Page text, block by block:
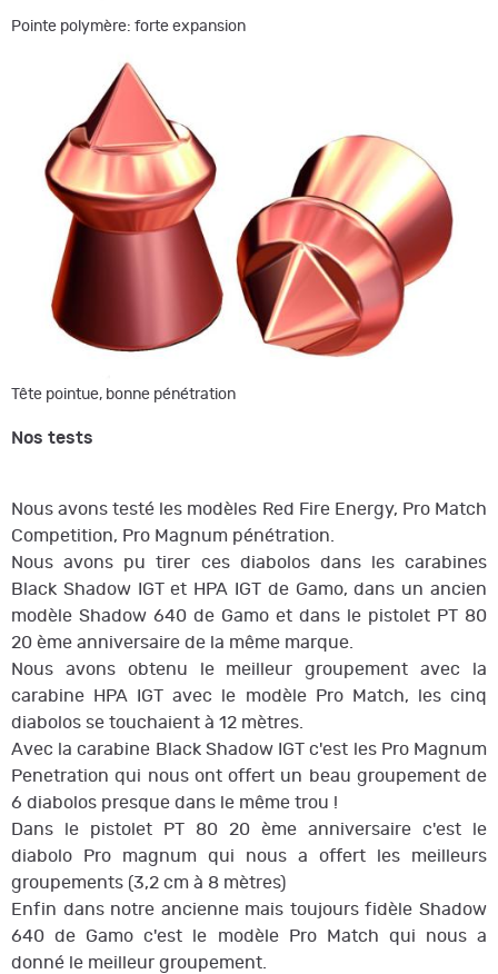
Pointe polymère: forte expansion
Tête pointue, bonne pénétration
Nos tests
Nous avons testé les modèles Red Fire Energy, Pro Match
Competition, Pro Magnum pénétration.
Nous avons pu tirer ces diabolos dans les carabines
Black Shadow IGT et HPA IGT de Gamo, dans un ancien
modèle Shadow 640 de Gamo et dans le pistolet PT 80
20 ème anniversaire de la même marque.
Nous avons obtenu le meilleur groupement avec la
carabine HPA IGT avec le modèle Pro Match, les cinq
diabolos se touchaient à 12 mètres.
Avec la carabine Black Shadow IGT c'est les Pro Magnum
Penetration qui nous ont offert un beau groupement de
6 diabolos presque dans le même trou !
Dans le pistolet PT 80 20 ème anniversaire c'est le
diabolo Pro magnum qui nous a offert les meilleurs
groupements (3,2 cm à 8 mètres)
Enfin dans notre ancienne mais toujours fidèle Shadow
640 de Gamo c'est le modèle Pro Match qui nous a
donné le meilleur groupement.